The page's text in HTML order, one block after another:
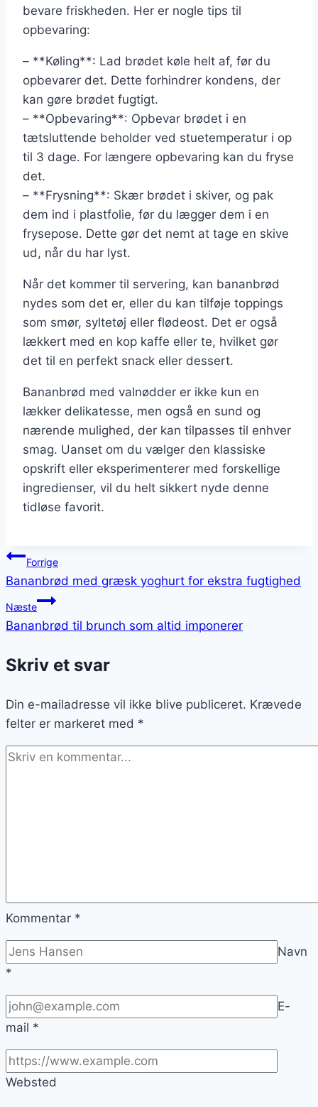
bevare friskheden. Her er nogle tips til
opbevaring:
– **Køling**: Lad brødet køle helt af, før du
opbevarer det. Dette forhindrer kondens, der
kan gøre brødet fugtigt.
– **Opbevaring**: Opbevar brødet i en
tætsluttende beholder ved stuetemperatur i op
til 3 dage. For længere opbevaring kan du fryse
det.
– **Frysning**: Skær brødet i skiver, og pak
dem ind i plastfolie, før du lægger dem i en
frysepose. Dette gør det nemt at tage en skive
ud, når du har lyst.
Når det kommer til servering, kan bananbrød
nydes som det er, eller du kan tilføje toppings
som smør, syltetøj eller flødeost. Det er også
lækkert med en kop kaffe eller te, hvilket gør
det til en perfekt snack eller dessert.
Bananbrød med valnødder er ikke kun en
lækker delikatesse, men også en sund og
nærende mulighed, der kan tilpasses til enhver
smag. Uanset om du vælger den klassiske
opskrift eller eksperimenterer med forskellige
ingredienser, vil du helt sikkert nyde denne
tidløse favorit.
Indlægsnavigation
Forrige
Bananbrød med græsk yoghurt for ekstra fugtighed
Næste
Bananbrød til brunch som altid imponerer
Skriv et svar
Din e-mailadresse vil ikke blive publiceret. Krævede
felter er markeret med *
Kommentar *
Navn
*
E-
mail *
Websted